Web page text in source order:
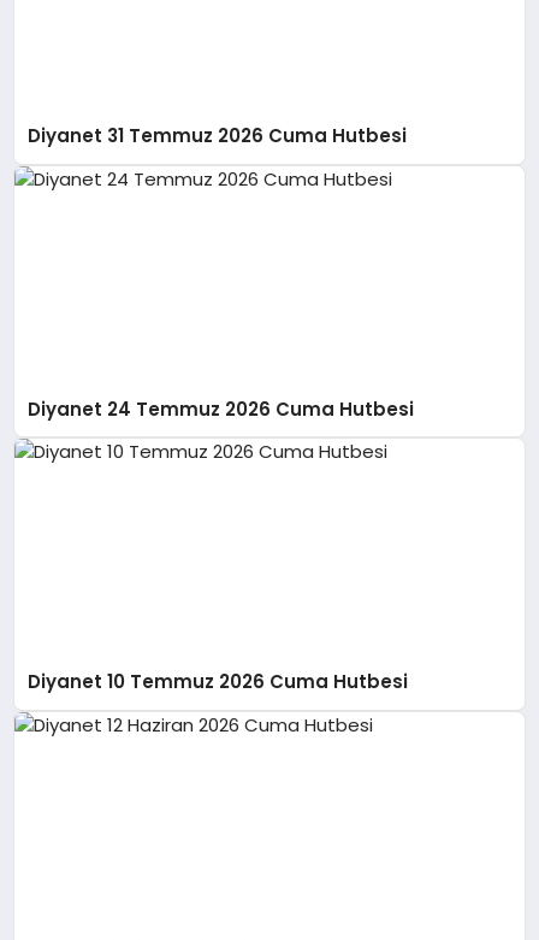
Diyanet 31 Temmuz 2026 Cuma Hutbesi
Diyanet 24 Temmuz 2026 Cuma Hutbesi
Diyanet 10 Temmuz 2026 Cuma Hutbesi